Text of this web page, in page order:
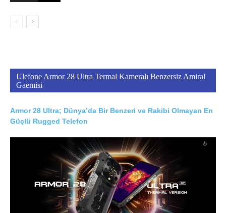
Ulefone Armor 28 Ultra Termal Kameralı Benzersiz Amiral
Gaemisi
Armor 28 Ultra; Dünya’da Bir Benzeri ve Rakibi Olmayan En
Güçlü Rugged Telefon